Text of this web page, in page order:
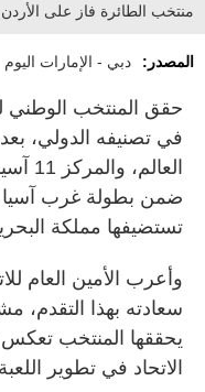
منتخب الطائرة فاز على
المصدر: دبي - الإمارات اليوم
حقق المنتخب الوطني
ضمن بطولة غرب آسيا
تستضيفها مملكة
وأعرب الأمين العام
سعادته بهذا التقدم،
يحققها المنتخب تعكس
الاتحاد في تطوير